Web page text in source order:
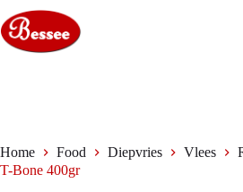
naar
de
inhoud
Home Food Diepvries Vlees
T-Bone 400gr